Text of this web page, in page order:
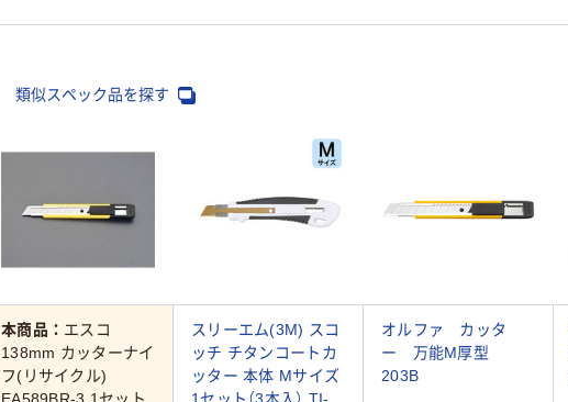
類似スペック品を探す
本商品： エスコ
138mm カッターナイ
フ(リサイクル)
スリーエム(3M) スコ
ッチ チタンコートカ
ッター 本体 Mサイズ
オルファ カッタ
ー 万能M厚型
203B